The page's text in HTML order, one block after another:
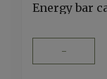
Energy bar
-